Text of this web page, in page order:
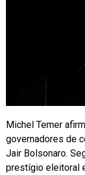
Michel Temer
governadores de
Jair Bolsonaro.
prestígio eleitoral